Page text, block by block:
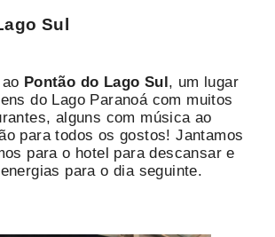
Sul
Pontão do Lago Sul, um lugar
do Lago Paranoá com muitos
alguns com música ao
para todos os gostos! Jantamos
para o hotel para descansar e
para o dia seguinte.